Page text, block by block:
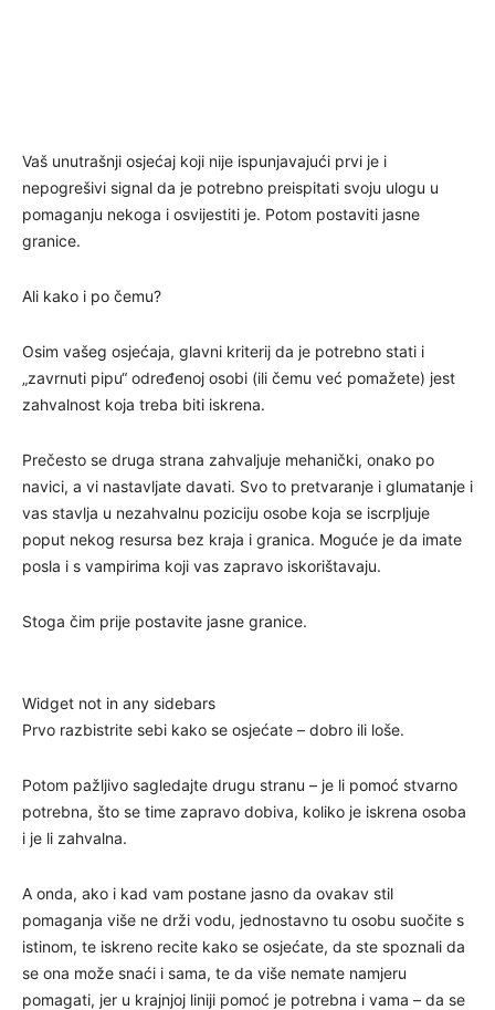
Vaš unutrašnji osjećaj koji nije ispunjavajući prvi je i
nepogrešivi signal da je potrebno preispitati svoju ulogu u
pomaganju nekoga i osvijestiti je. Potom postaviti jasne
granice.
Ali kako i po čemu?
Osim vašeg osjećaja, glavni kriterij da je potrebno stati i
„zavrnuti pipu“ određenoj osobi (ili čemu već pomažete) jest
zahvalnost koja treba biti iskrena.
Prečesto se druga strana zahvaljuje mehanički, onako po
navici, a vi nastavljate davati. Svo to pretvaranje i glumatanje i
vas stavlja u nezahvalnu poziciju osobe koja se iscrpljuje
poput nekog resursa bez kraja i granica. Moguće je da imate
posla i s vampirima koji vas zapravo iskorištavaju.
Stoga čim prije postavite jasne granice.
Widget not in any sidebars
Prvo razbistrite sebi kako se osjećate – dobro ili loše.
Potom pažljivo sagledajte drugu stranu – je li pomoć stvarno
potrebna, što se time zapravo dobiva, koliko je iskrena osoba
i je li zahvalna.
A onda, ako i kad vam postane jasno da ovakav stil
pomaganja više ne drži vodu, jednostavno tu osobu suočite s
istinom, te iskreno recite kako se osjećate, da ste spoznali da
se ona može snaći i sama, te da više nemate namjeru
pomagati, jer u krajnjoj liniji pomoć je potrebna i vama – da se